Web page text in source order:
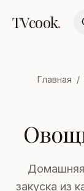
TVcook.
Главная /
Домашняя
закуска из